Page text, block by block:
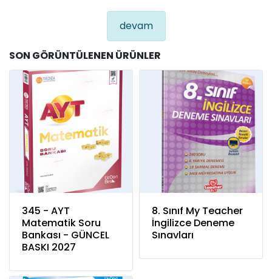
devam
SON GÖRÜNTÜLENEN ÜRÜNLER
345 - AYT
Matematik Soru
Bankası - GÜNCEL
BASKI 2027
8. Sınıf My Teacher
İngilizce Deneme
Sınavları